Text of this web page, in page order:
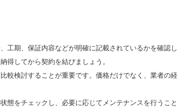
工期、保証内容などが明確に記載されているかを確認し
得してから契約を結びましょう。
較検討することが重要です。価格だけでなく、業者の経
態をチェックし、必要に応じてメンテナンスを行うこと